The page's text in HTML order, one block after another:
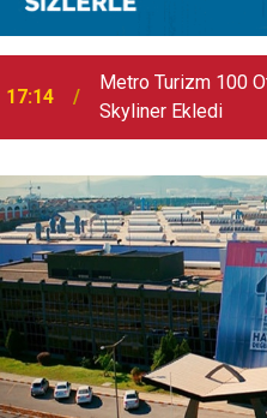
17:07 Audi Q9 Markanın